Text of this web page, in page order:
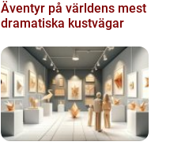
Äventyr på världens mest
dramatiska kustvägar